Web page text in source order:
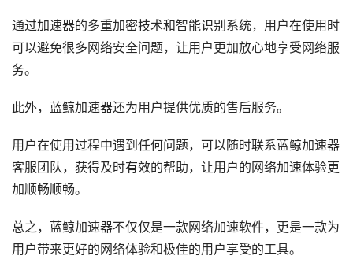
通过加速器的多重加密技术和智能识别系统，用户在使用时
可以避免很多网络安全问题，让用户更加放心地享受网络服
务。
此外，蓝鲸加速器还为用户提供优质的售后服务。
用户在使用过程中遇到任何问题，可以随时联系蓝鲸加速器
客服团队，获得及时有效的帮助，让用户的网络加速体验更
加顺畅顺畅。
总之，蓝鲸加速器不仅仅是一款网络加速软件，更是一款为
用户带来更好的网络体验和极佳的用户享受的工具。